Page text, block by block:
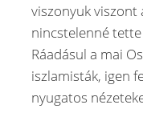
viszonyuk viszont
nincstelenné
Ráadásul a mai
iszlamisták, igen
nyugatos